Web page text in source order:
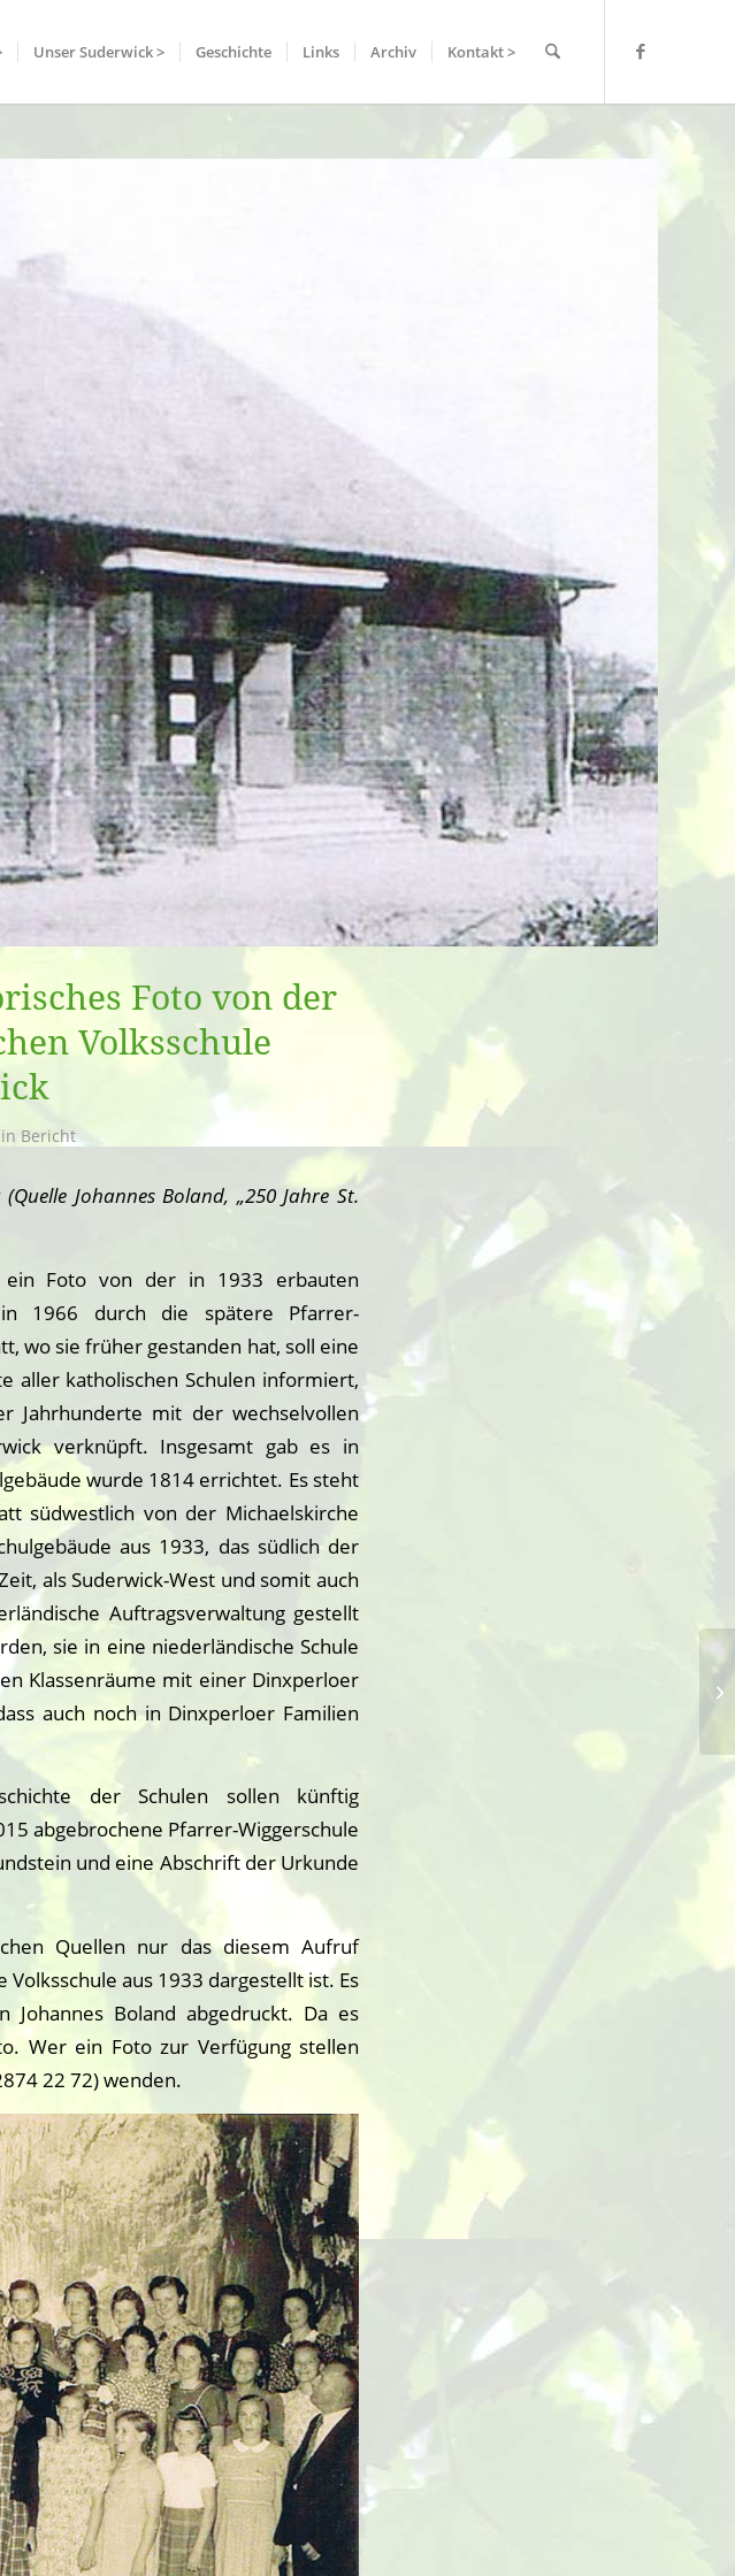
Unser Suderwick > Geschichte Links Archiv Kontakt >
Foto von der
Volksschule
in Bericht
Johannes Boland, „250 Jahre St.
ein Foto von der in 1933 erbauten
1966 durch die spätere Pfarrer-
wo sie früher gestanden hat, soll eine
aller katholischen Schulen informiert,
Jahrhunderte mit der wechselvollen
verknüpft. Insgesamt gab es in
wurde 1814 errichtet. Es steht
südwestlich von der Michaelskirche
aus 1933, das südlich der
als Suderwick-West und somit auch
Auftragsverwaltung gestellt
sie in eine niederländische Schule
Klassenräume mit einer Dinxperloer
auch noch in Dinxperloer Familien
der Schulen sollen künftig
abgebrochene Pfarrer-Wiggerschule
und eine Abschrift der Urkunde
Quellen nur das diesem Aufruf
aus 1933 dargestellt ist. Es
Johannes Boland abgedruckt. Da es
Wer ein Foto zur Verfügung stellen
22 72) wenden.